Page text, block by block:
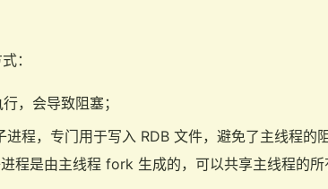
：
，会导致阻塞；
程，专门用于写入 RDB 文件，避免了主线程的
程是由主线程 fork 生成的，可以共享主线程的所